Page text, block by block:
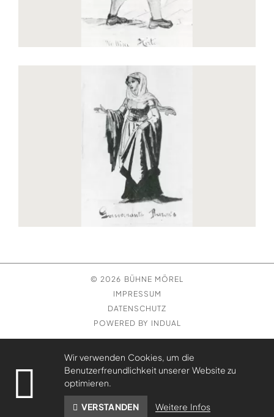
© 2026 BÜHNE MÖREL
IMPRESSUM
DATENSCHUTZ
POWERED BY INDUAL
Wir verwenden Cookies, um die
Benutzerfreundlichkeit unserer Website zu
optimieren.
VERSTANDEN Weitere Infos